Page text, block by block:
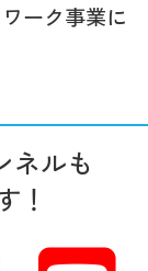
ーク事業に
ネルも
！